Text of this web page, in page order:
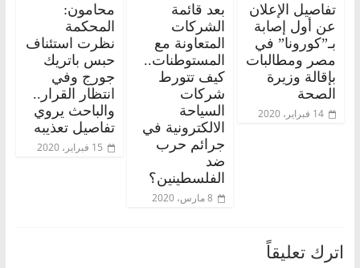
تفاصيل الإعلان
عن أول إصابة
بـ”كورونا” في
مصر ومطالبات
بإقالة وزيرة
الصحة
14 فبراير، 2020
بعد قائمة
الشركات
المتعاونة مع
المستوطنات..
كيف تتورط
شركات
السياحة
الالكترونية في
جرائم حرب
ضد
الفلسطينين؟
8 مارس، 2020
محامون:
المحكمة
نظرت استئناف
حبس باتريك
جورج وفي
انتظار القرار..
والباحث يروي
تفاصيل تعذيبه
15 فبراير، 2020
اترك تعليقاً